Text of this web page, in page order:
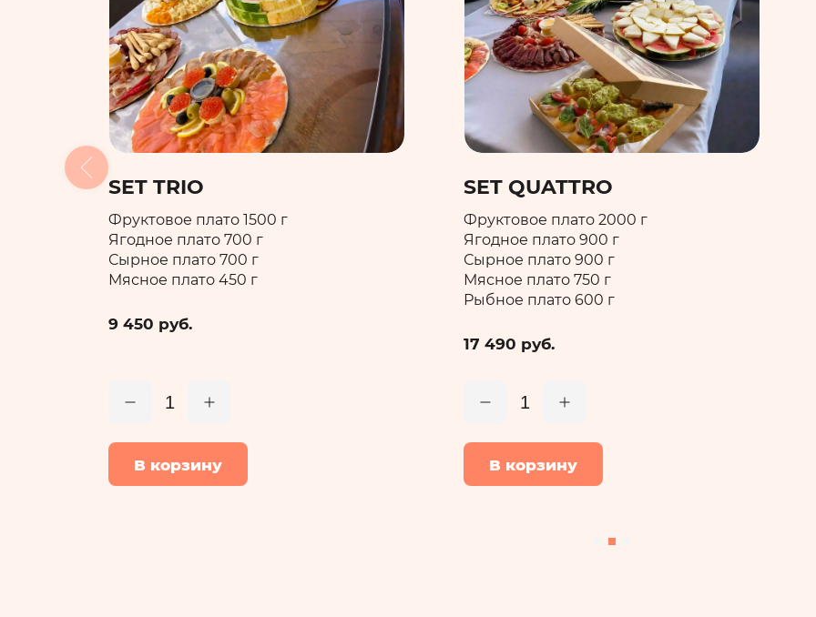
SET DUET
Фруктовое плато 1000г
Ягодное плато 500г
Сырное плато 500г
Мясное плато 300г
1
В корзину
SET QUATTRO
Фруктовое плато 2000 г
Ягодное плато 900 г
Сырное плато 900 г
Мясное плато 750 г
1
В корзину